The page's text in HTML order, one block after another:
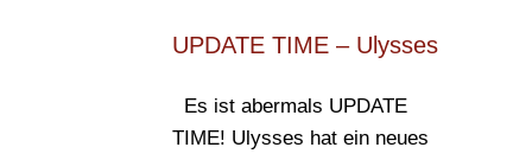
UPDATE TIME – Ulysses
Es ist abermals UPDATE
TIME! Ulysses hat ein neues